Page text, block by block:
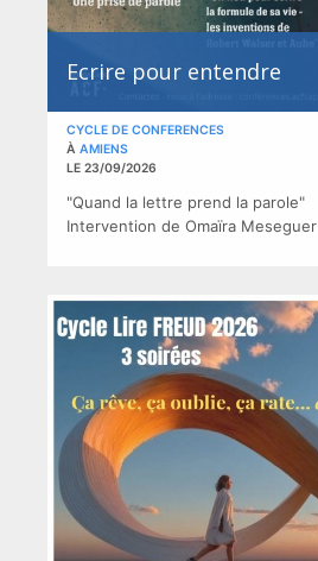
Ecrire pour entendre
CYCLE DE CONFERENCES
À AMIENS
LE 23/09/2026
"Quand la lettre prend la parole" ​
Intervention de Omaïra Meseguer